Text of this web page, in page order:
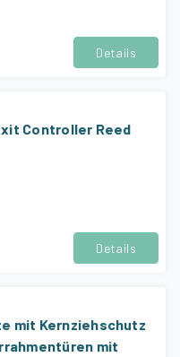
Details
Controller Reed
Details
mit Kernziehschutz
mit